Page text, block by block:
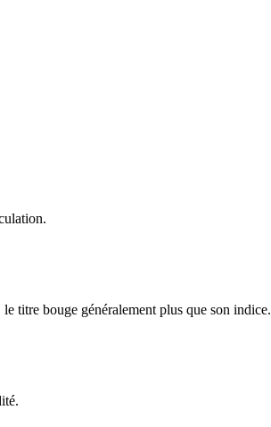
titre bouge généralement plus que son indice.